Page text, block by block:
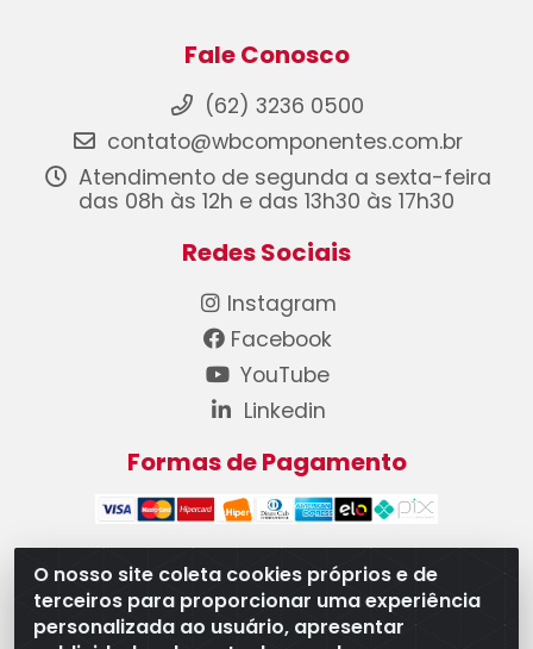
O nosso site coleta cookies próprios e de
terceiros para proporcionar uma experiência
personalizada ao usuário, apresentar
Fale Conosco
(62) 3236 0500
contato@wbcomponentes.com.br
Atendimento de segunda a sexta-feira
das 08h às 12h e das 13h30 às 17h30
Redes Sociais
Instagram
Facebook
YouTube
Linkedin
Formas de Pagamento
WB Componentes Automotivos LTDA - CNPJ
08.528.393/0001-12 - Rua do Níquel, 667 - Parque